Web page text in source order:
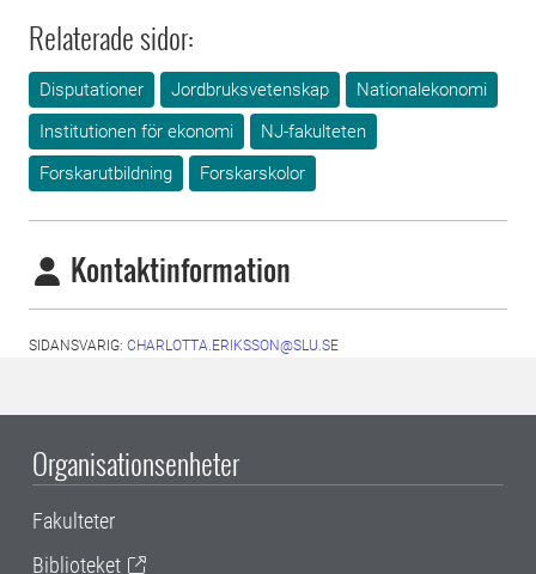
Relaterade sidor:
Disputationer Jordbruksvetenskap
Nationalekonomi
Institutionen för ekonomi
NJ-fakulteten
Forskarutbildning
Forskarskolor
Kontaktinformation
SIDANSVARIG: CHARLOTTA.ERIKSSON@SLU.SE
Organisationsenheter
Fakulteter
Biblioteket